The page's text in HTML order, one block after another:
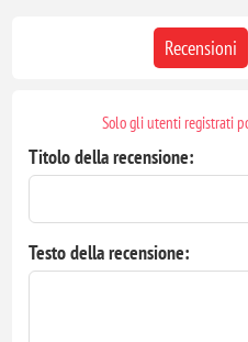
Recensioni
Solo gli utenti registrati
Titolo della recensione:
Testo della recensione: